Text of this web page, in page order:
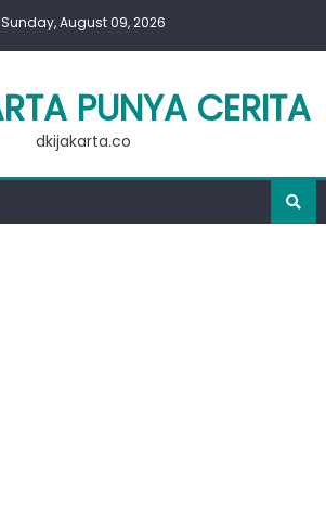
Sunday, August 09, 2026
PUNYA CERITA
dkijakarta.co